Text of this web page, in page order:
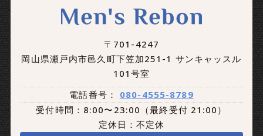
〒701-4247
岡山県瀬戸内市邑久町下笠加251-1 サンキャッスル
101号室
電話番号： 080-4555-8789
受付時間：8:00〜23:00（最終受付 21:00）
定休日：不定休